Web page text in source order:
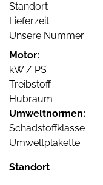
Standort
Lieferzeit
Unsere Nummer
Motor:
kW / PS
Treibstoff
Hubraum
Umweltnormen:
Schadstoffklasse
Umweltplakette
Standort